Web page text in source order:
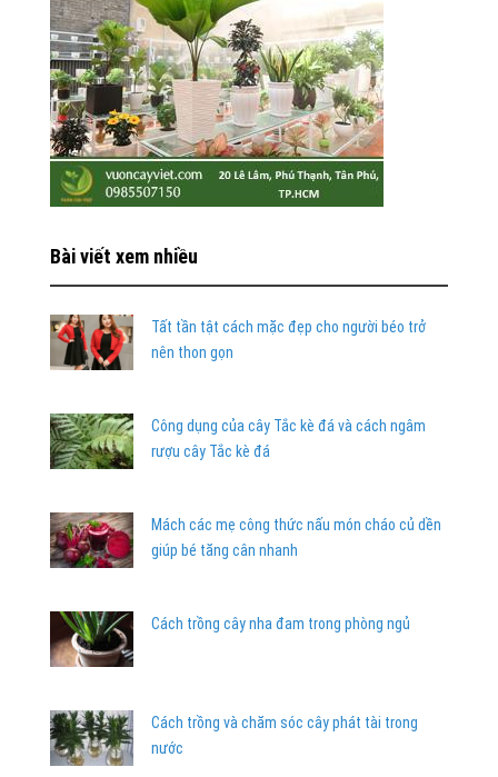
Bài viết xem nhiều
Tất tần tật cách mặc đẹp cho người béo trở
nên thon gọn
Công dụng của cây Tắc kè đá và cách ngâm
rượu cây Tắc kè đá
Mách các mẹ công thức nấu món cháo củ dền
giúp bé tăng cân nhanh
Cách trồng cây nha đam trong phòng ngủ
Cách trồng và chăm sóc cây phát tài trong
nước